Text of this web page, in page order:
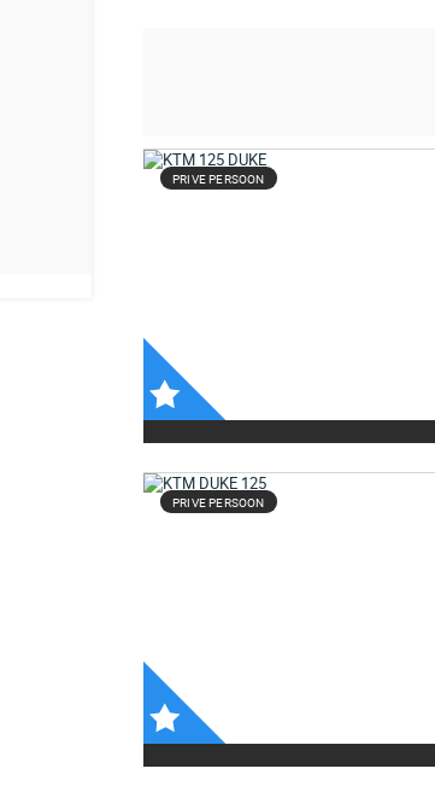
PRIVE PERSOON
PRIVE PERSOON